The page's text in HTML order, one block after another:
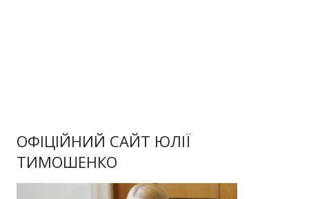
ОФІЦІЙНИЙ САЙТ ЮЛІЇ
ТИМОШЕНКО